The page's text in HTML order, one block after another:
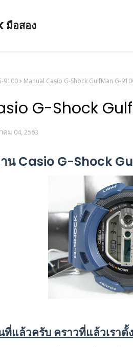
มือสอง
9100 Manual Casio G-Shock GulfMan G-
G-Shock
คม 04, 2563
าน Casio G-Shock
แล้วครับ คราวที่แล้วเราตั้